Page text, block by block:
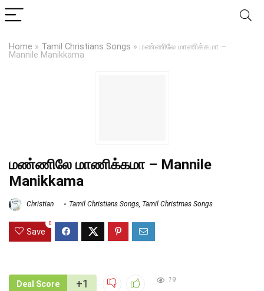
Home » Tamil Christians Songs » மண்ணிலே மாணிக்கமா –
Mannile Manikkama
மண்ணிலே மாணிக்கமா – Mannile
Manikkama
Christian Tamil Christians Songs, Tamil Christmas Songs
Save
0
Deal Score +1 19